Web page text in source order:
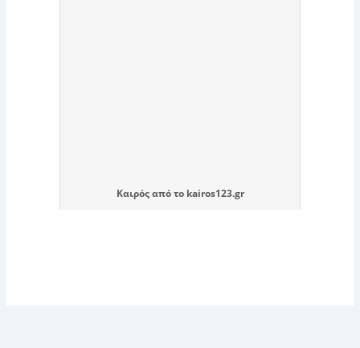
Καιρόςαπό το kairos123.gr